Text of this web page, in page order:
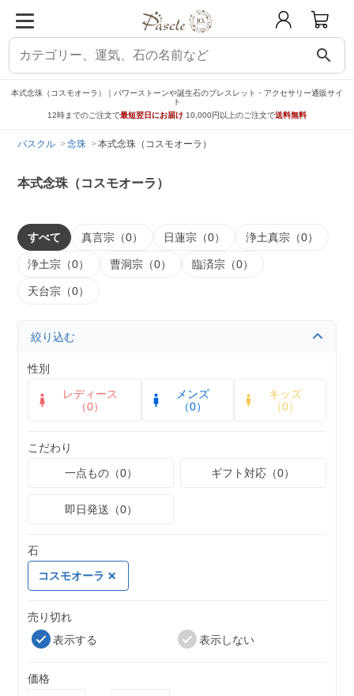
search
本式念珠（コスモオーラ）｜パワーストーンや誕生石のブレスレット・アクセサリー通販サイ
ト
12時までのご注文で最短翌日にお届け 10,000円以上のご注文で送料無料
パスクル 念珠 本式念珠（コスモオーラ）
本式念珠（コスモオーラ）
すべて 真言宗（0） 日蓮宗（0） 浄土真宗（0）
浄土宗（0） 曹洞宗（0） 臨済宗（0）
天台宗（0）
絞り込む
性別
レディース
（0）
メンズ
（0）
キッズ
（0）
こだわり
一点もの（0）
ギフト対応（0）
即日発送（0）
石
コスモオーラ
売り切れ
表示する
表示しない
価格